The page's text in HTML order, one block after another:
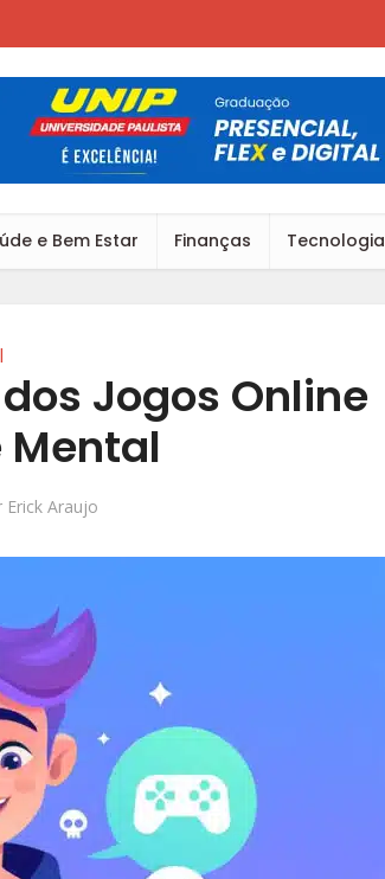
e Bem Estar Finanças Tecnologia
Jogos Online
Mental
Erick Araujo